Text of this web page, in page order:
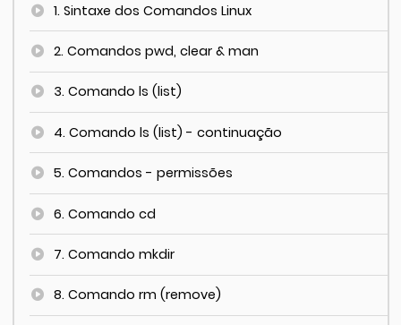
1. Sintaxe dos Comandos Linux
2. Comandos pwd, clear & man
3. Comando ls (list)
4. Comando ls (list) - continuação
5. Comandos - permissões
6. Comando cd
7. Comando mkdir
8. Comando rm (remove)